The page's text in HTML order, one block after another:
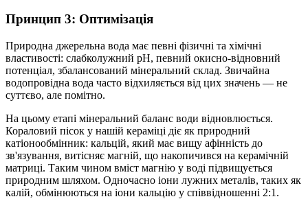
Принцип 3: Оптимізація
Природна джерельна вода має певні фізичні та хімічні
властивості: слабколужний рН, певний окисно-відновний
потенціал, збалансований мінеральний склад. Звичайна
водопровідна вода часто відхиляється від цих значень — не
суттєво, але помітно.
На цьому етапі мінеральний баланс води відновлюється.
Кораловий пісок у нашій кераміці діє як природний
катіонообмінник: кальцій, який має вищу афінність до
зв'язування, витісняє магній, що накопичився на керамічній
матриці. Таким чином вміст магнію у воді підвищується
природним шляхом. Одночасно іони лужних металів, таких як
калій, обмінюються на іони кальцію у співвідношенні 2:1.